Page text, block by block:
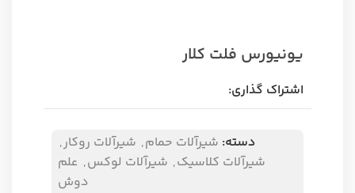
یونیورس فلت کلار
اشتراک گذاری:
دسته: شیرآلات حمام, شیرآلات روکار,
شیرآلات کلاسیک, شیرآلات لوکس, علم
دوش